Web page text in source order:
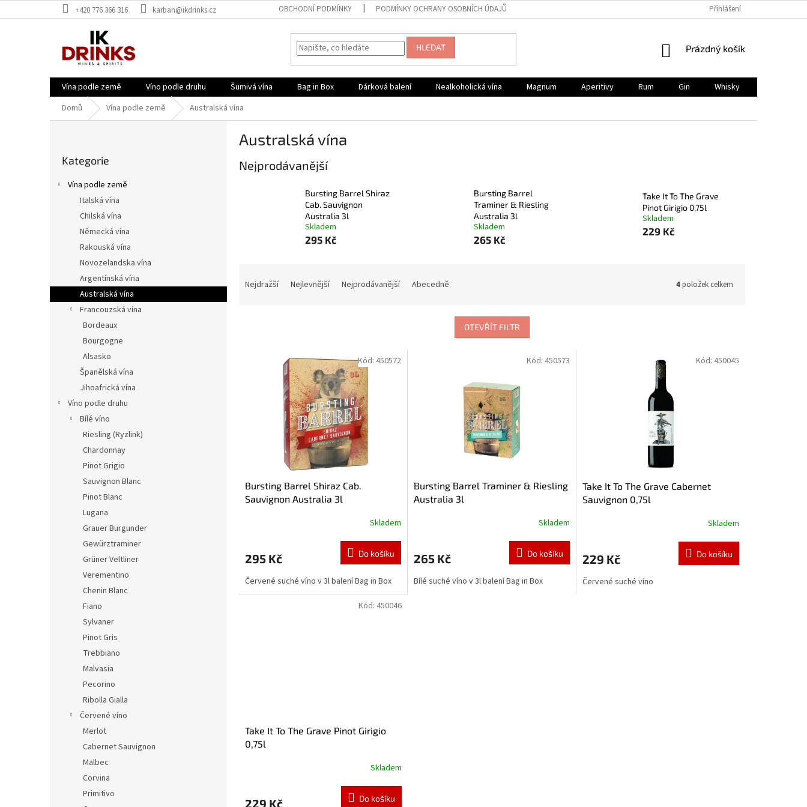
na
+420 776 366 316 karban@ikdrinks.cz OBCHODNÍ PODMÍNKY PODMÍNKY OCHRANY OSOBNÍCH ÚDAJŮ Přihlášení
HLEDAT
NÁKUPNÍ
Prázdný košík
Vína podle země Víno podle druhu Šumivá vína Bag in Box Dárková balení Nealkoholická vína Magnum Aperitivy Rum Gin Whisky
Domů
Vína podle země Australská vína
e
l
kategorie
Kategorie
Vína podle země
Italská vína
Chilská vína
Německá vína
Rakouská vína
Novozelandska vína
Argentínská vína
Australská vína
Francouzská vína
Bordeaux
Bourgogne
Alsasko
Španělská vína
Jihoafrická vína
Víno podle druhu
Bílé víno
Riesling (Ryzlink)
Chardonnay
Pinot Grigio
Sauvignon Blanc
Pinot Blanc
Lugana
Grauer Burgunder
Gewürztraminer
Grüner Veltliner
Verementino
Chenin Blanc
Fiano
Sylvaner
Pinot Gris
Trebbiano
Malvasia
Pecorino
Ribolla Gialla
Červené víno
Merlot
Cabernet Sauvignon
Malbec
Corvina
Primitivo
Australská vína
Nejprodávanější
Bursting Barrel Shiraz
Cab. Sauvignon
Australia 3l
Skladem
295 Kč
Bursting Barrel
Traminer & Riesling
Australia 3l
Skladem
265 Kč
Take It To The Grave
Pinot Girigio 0,75l
Skladem
229 Kč
Nejdražší Nejlevnější Nejprodávanější Abecedně 4položek celkem
OTEVŘÍT FILTR
Bursting Barrel Shiraz Cab.
Sauvignon Australia 3l
Skladem
295 Kč Do košíku
Červené suché víno v 3l balení Bag in Box
Kód: 450572
Bursting Barrel Traminer & Riesling
Australia 3l
Skladem
265 Kč Do košíku
Bílé suché víno v 3l balení Bag in Box
Kód: 450573
Take It To The Grave Cabernet
Sauvignon 0,75l
Skladem
229 Kč Do košíku
Červené suché víno
Kód: 450045
Take It To The Grave Pinot Girigio
0,75l
Skladem
229 Kč Do košíku
Kód: 450046